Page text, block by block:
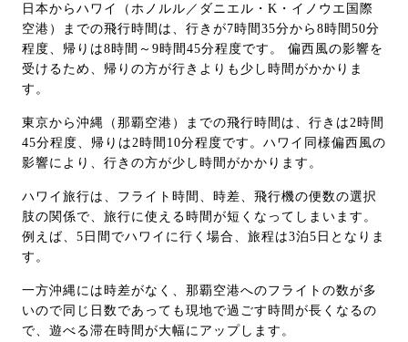
日本からハワイ（ホノルル／ダニエル・K・イノウエ国際
空港）までの飛行時間は、行きが7時間35分から8時間50分
程度、帰りは8時間～9時間45分程度です。 偏西風の影響を
受けるため、帰りの方が行きよりも少し時間がかかりま
す。
東京から沖縄（那覇空港）までの飛行時間は、行きは2時間
45分程度、帰りは2時間10分程度です。ハワイ同様偏西風の
影響により、行きの方が少し時間がかかります。
ハワイ旅行は、フライト時間、時差、飛行機の便数の選択
肢の関係で、旅行に使える時間が短くなってしまいます。
例えば、5日間でハワイに行く場合、旅程は3泊5日となりま
す。
一方沖縄には時差がなく、那覇空港へのフライトの数が多
いので同じ日数であっても現地で過ごす時間が長くなるの
で、遊べる滞在時間が大幅にアップします。